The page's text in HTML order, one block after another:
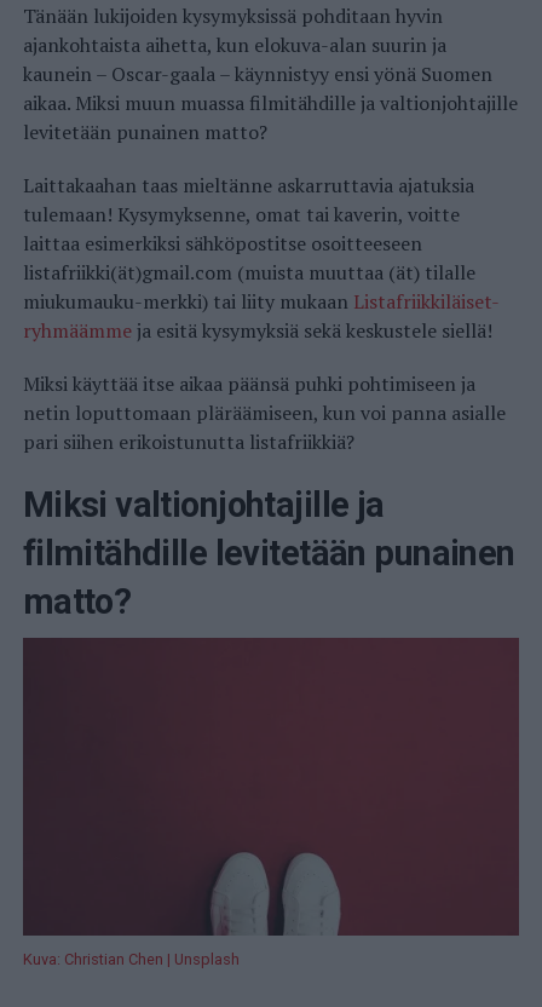
Tänään lukijoiden kysymyksissä pohditaan hyvin
ajankohtaista aihetta, kun elokuva-alan suurin ja
kaunein – Oscar-gaala – käynnistyy ensi yönä Suomen
aikaa. Miksi muun muassa filmitähdille ja valtionjohtajille
levitetään punainen matto?
Laittakaahan taas mieltänne askarruttavia ajatuksia
tulemaan! Kysymyksenne, omat tai kaverin, voitte
laittaa esimerkiksi sähköpostitse osoitteeseen
listafriikki(ät)gmail.com (muista muuttaa (ät) tilalle
miukumauku-merkki) tai liity mukaan Listafriikkiläiset-
ryhmäämmeja esitä kysymyksiä sekä keskustele siellä!
Miksi käyttää itse aikaa päänsä puhki pohtimiseen ja
netin loputtomaan pläräämiseen, kun voi panna asialle
pari siihen erikoistunutta listafriikkiä?
Miksi valtionjohtajille ja
filmitähdille levitetään punainen
matto?
Kuva: Christian Chen | Unsplash